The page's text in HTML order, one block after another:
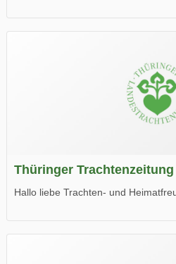
Wir wünschen Euch viel Spaß beim
Thüringer
Hallo liebe Trachten- und
Wir wünschen Euch viel Spaß beim